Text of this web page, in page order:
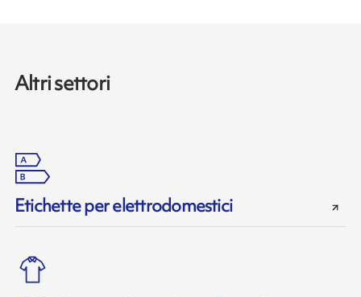
Altri settori
Etichette per elettrodomestici